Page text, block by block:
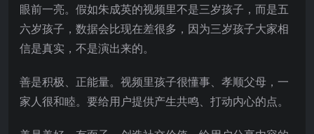
眼前一亮。假如朱成英的视频里不是三岁孩子，而是五
六岁孩子，数据会比现在差很多，因为三岁孩子大家相
信是真实，不是演出来的。
善是积极、正能量。视频里孩子很懂事、孝顺父母，一
家人很和睦。要给用户提供产生共鸣、打动内心的点。